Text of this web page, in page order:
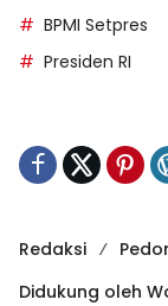
BPMI Setpres
Presiden RI
Redaksi
Didukung oleh